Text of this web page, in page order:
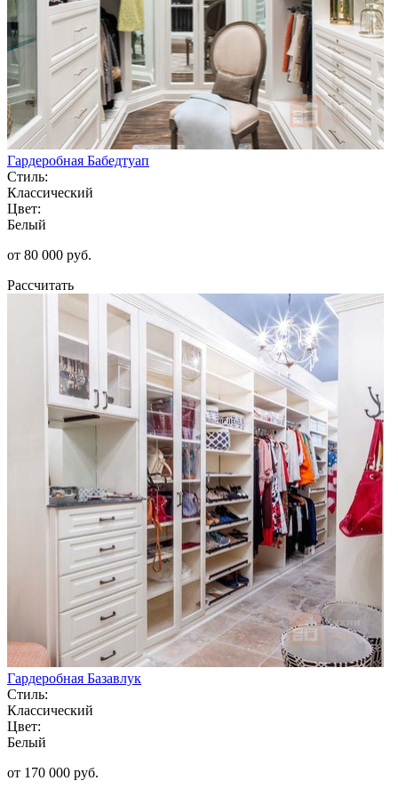
Гардеробная Бабедтуап
Стиль:
Классический
Цвет:
Белый
от 80 000 руб.
Рассчитать
Гардеробная Базавлук
Стиль:
Классический
Цвет:
Белый
от 170 000 руб.